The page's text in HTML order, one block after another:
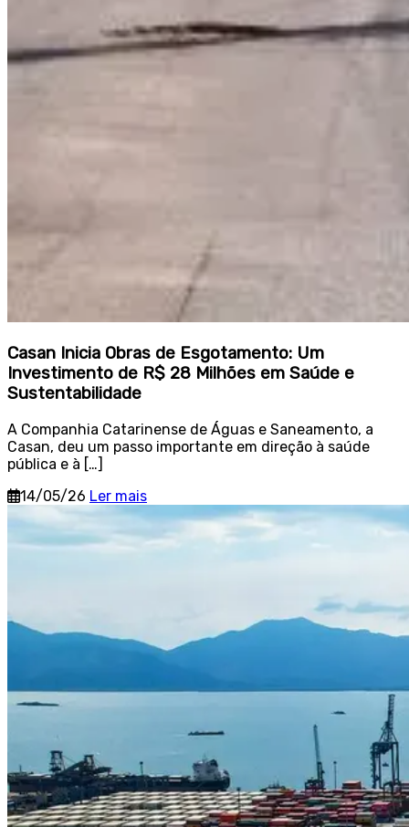
Casan Inicia Obras de Esgotamento: Um
Investimento de R$ 28 Milhões em Saúde e
Sustentabilidade
A Companhia Catarinense de Águas e Saneamento, a
Casan, deu um passo importante em direção à saúde
pública e à […]
14/05/26 Ler mais